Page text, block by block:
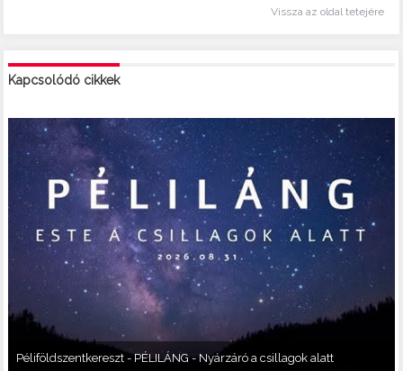
Vissza az oldal tetejére
Kapcsolódó cikkek
Péliföldszentkereszt - PÉLILÁNG - Nyárzáró a csillagok alatt